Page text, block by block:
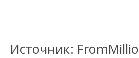
Источник: